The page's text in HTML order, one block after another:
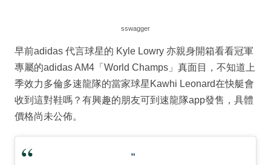
sswagger
早前adidas 代言球星的 Kyle Lowry 亦親身開箱看看冠軍
專屬的adidas AM4「World Champs」真面目，不知道上
季效力多倫多速龍隊的當家球星Kawhi Leonard在快艇會
收到這對鞋嗎？有興趣的朋友可到速龍隊app發售，具體
價格尚未公佈。